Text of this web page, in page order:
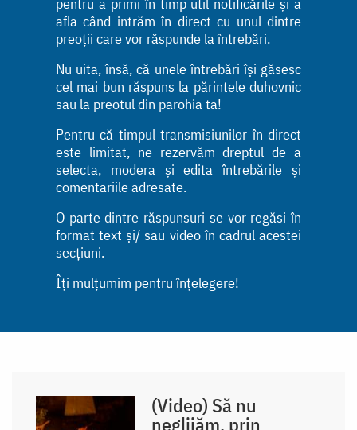
pentru a primi în timp util notificările și a
afla când intrăm în direct cu unul dintre
preoții care vor răspunde la întrebări.
Nu uita, însă, că unele întrebări își găsesc
cel mai bun răspuns la părintele duhovnic
sau la preotul din parohia ta!
Pentru că timpul transmisiunilor în direct
este limitat, ne rezervăm dreptul de a
selecta, modera și edita întrebările și
comentariile adresate.
O parte dintre răspunsuri se vor regăsi în
format text și/ sau video în cadrul acestei
secțiuni.
Îți mulțumim pentru înțelegere!
(Video) Să nu
neglijăm, prin